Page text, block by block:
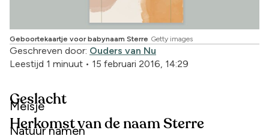
Geboortekaartje voor babynaam Sterre Getty images
Geschreven door: Ouders van Nu
Leestijd 1 minuut • 15 februari 2016, 14:29
Geslacht
Meisje
Herkomst van de naam Sterre
Natuur namen